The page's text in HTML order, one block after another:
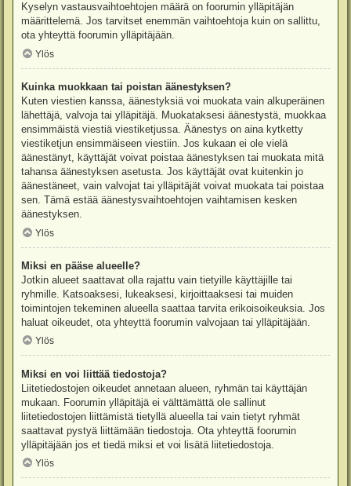
Kyselyn vastausvaihtoehtojen määrä on foorumin ylläpitäjän
määrittelemä. Jos tarvitset enemmän vaihtoehtoja kuin on sallittu,
ota yhteyttä foorumin ylläpitäjään.
Ylös
Kuinka muokkaan tai poistan äänestyksen?
Kuten viestien kanssa, äänestyksiä voi muokata vain alkuperäinen
lähettäjä, valvoja tai ylläpitäjä. Muokataksesi äänestystä, muokkaa
ensimmäistä viestiä viestiketjussa. Äänestys on aina kytketty
viestiketjun ensimmäiseen viestiin. Jos kukaan ei ole vielä
äänestänyt, käyttäjät voivat poistaa äänestyksen tai muokata mitä
tahansa äänestyksen asetusta. Jos käyttäjät ovat kuitenkin jo
äänestäneet, vain valvojat tai ylläpitäjät voivat muokata tai poistaa
sen. Tämä estää äänestysvaihtoehtojen vaihtamisen kesken
äänestyksen.
Ylös
Miksi en pääse alueelle?
Jotkin alueet saattavat olla rajattu vain tietyille käyttäjille tai
ryhmille. Katsoaksesi, lukeaksesi, kirjoittaaksesi tai muiden
toimintojen tekeminen alueella saattaa tarvita erikoisoikeuksia. Jos
haluat oikeudet, ota yhteyttä foorumin valvojaan tai ylläpitäjään.
Ylös
Miksi en voi liittää tiedostoja?
Liitetiedostojen oikeudet annetaan alueen, ryhmän tai käyttäjän
mukaan. Foorumin ylläpitäjä ei välttämättä ole sallinut
liitetiedostojen liittämistä tietyllä alueella tai vain tietyt ryhmät
saattavat pystyä liittämään tiedostoja. Ota yhteyttä foorumin
ylläpitäjään jos et tiedä miksi et voi lisätä liitetiedostoja.
Ylös